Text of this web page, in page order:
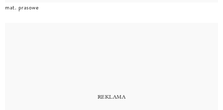
mat. prasowe